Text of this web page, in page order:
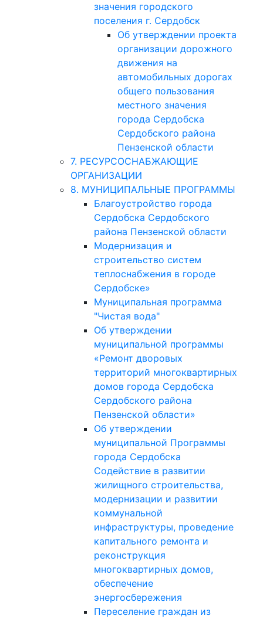
значения городского
поселения г. Сердобск
Об утверждении проекта
организации дорожного
движения на
автомобильных дорогах
общего пользования
местного значения
города Сердобска
Сердобского района
Пензенской области
7. РЕСУРСОСНАБЖАЮЩИЕ
ОРГАНИЗАЦИИ
8. МУНИЦИПАЛЬНЫЕ ПРОГРАММЫ
Благоустройство города
Сердобска Сердобского
района Пензенской области
Модернизация и
строительство систем
теплоснабжения в городе
Сердобске»
Муниципальная программа
"Чистая вода"
Об утверждении
муниципальной программы
«Ремонт дворовых
территорий многоквартирных
домов города Сердобска
Сердобского района
Пензенской области»
Об утверждении
муниципальной Программы
города Сердобска
Содействие в развитии
жилищного строительства,
модернизации и развитии
коммунальной
инфраструктуры, проведение
капитального ремонта и
реконструкция
многоквартирных домов,
обеспечение
энергосбережения
Переселение граждан из